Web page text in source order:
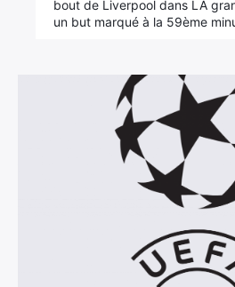
bout de Liverpool dans LA
un but marqué à la 59ème